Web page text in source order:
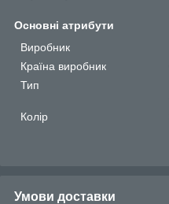
Основні атрибути
Виробник
Країна виробник
Тип
Колір
Умови доставки